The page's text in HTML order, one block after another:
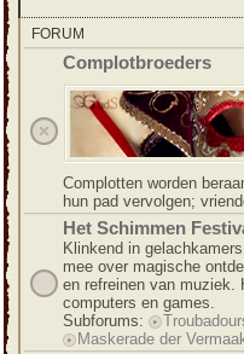
FORUM
Complotbroeders
Complotten worden
hun pad vervolgen;
Het Schimmen
Klinkend in
mee over magische
en refreinen van muziek.
computers en games.
Subforums:
Maskerade der